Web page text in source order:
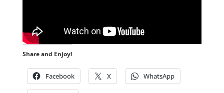
Share and Enjoy!
Facebook X WhatsApp